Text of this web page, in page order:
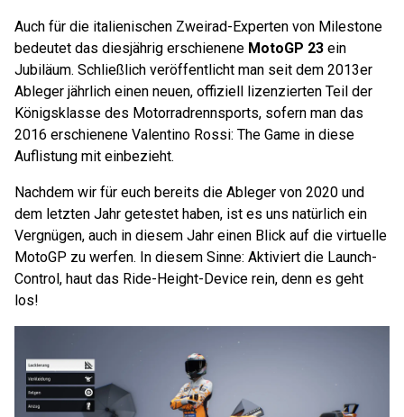
Auch für die italienischen Zweirad-Experten von Milestone
bedeutet das diesjährig erschienene MotoGP 23 ein
Jubiläum. Schließlich veröffentlicht man seit dem 2013er
Ableger jährlich einen neuen, offiziell lizenzierten Teil der
Königsklasse des Motorradrennsports, sofern man das
2016 erschienene Valentino Rossi: The Game in diese
Auflistung mit einbezieht.
Nachdem wir für euch bereits die Ableger von 2020 und
dem letzten Jahr getestet haben, ist es uns natürlich ein
Vergnügen, auch in diesem Jahr einen Blick auf die virtuelle
MotoGP zu werfen. In diesem Sinne: Aktiviert die Launch-
Control, haut das Ride-Height-Device rein, denn es geht
los!